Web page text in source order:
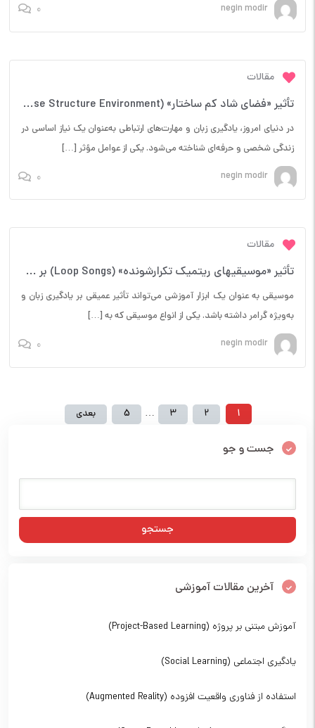
negin modir
0
مقالات
تأثیر «فضای شاد کم ساختار» (Loose Structure Environment) بر فعال شدن مکالمه خودجوش
در دنیای امروز، یادگیری زبان و مهارت‌های ارتباطی به‌عنوان یک نیاز اساسی در
زندگی شخصی و حرفه‌ای شناخته می‌شود. یکی از عوامل مؤثر […]
negin modir
0
مقالات
تأثیر «موسیقیهای ریتمیک تکرارشونده» (Loop Songs) بر گرامر ناخودآگاه
موسیقی به عنوان یک ابزار آموزشی می‌تواند تأثیر عمیقی بر یادگیری زبان و
به‌ویژه گرامر داشته باشد. یکی از انواع موسیقی که به […]
negin modir
0
1
2
3
…
5 بعدی
جست و جو
آخرین مقالات آموزشی
آموزش مبتنی بر پروژه (Project-Based Learning)
یادگیری اجتماعی (Social Learning)
استفاده از فناوری واقعیت افزوده (Augmented Reality)